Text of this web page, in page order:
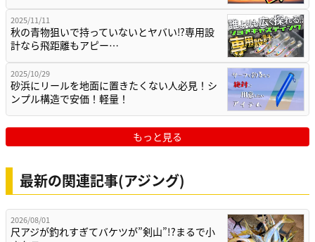
2025/11/11
秋の青物狙いで持っていないとヤバい⁉専用設
計なら飛距離もアピー…
2025/10/29
砂浜にリールを地面に置きたくない人必見！シ
ンプル構造で安価！軽量！
もっと見る
最新の関連記事(アジング)
2026/08/01
尺アジが釣れすぎてバケツが”剣山”!?まるで小